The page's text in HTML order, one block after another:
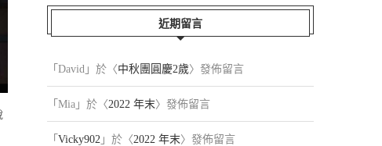
近期留言
「 David 」於〈中秋團圓慶2歲〉發佈留言
「 Mia 」於〈2022 年末〉發佈留言
「 Vicky902 」於〈2022 年末〉發佈留言